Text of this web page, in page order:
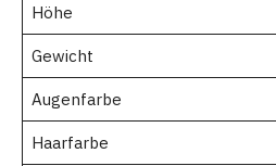
Höhe
Gewicht
Augenfarbe
Haarfarbe